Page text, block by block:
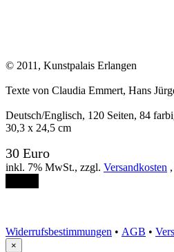
© 2011, Kunstpalais Erlangen
Texte von Claudia Emmert, Hans
Deutsch/Englisch, 120 Seiten, 84
30,3 x 24,5 cm
30 Euro
inkl. 7% MwSt., zzgl. Versandkosten
Widerrufsbestimmungen • AGB •
×